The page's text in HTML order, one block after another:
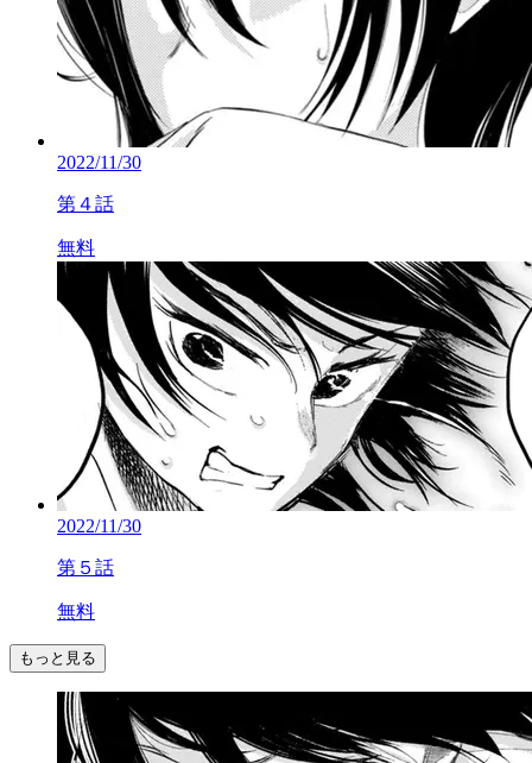
2022/11/30
第４話
無料
2022/11/30
第５話
無料
もっと見る